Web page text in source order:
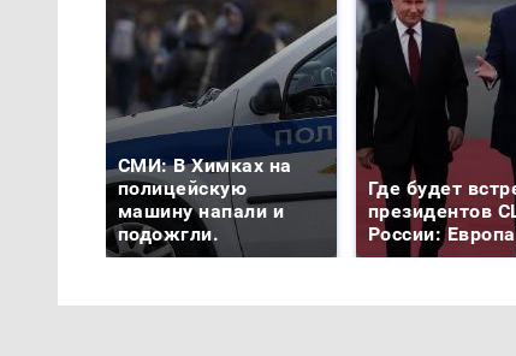
СМИ: В Химках на
полицейскую
машину напали и
подожгли.
Где будет
президентов
России: